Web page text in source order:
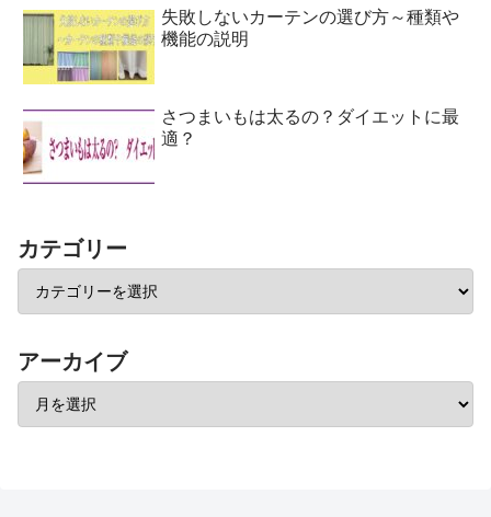
失敗しないカーテンの選び方～種類や
機能の説明
さつまいもは太るの？ダイエットに最
適？
カテゴリー
アーカイブ